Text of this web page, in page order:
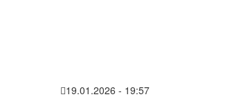
19.01.2026 - 19:57